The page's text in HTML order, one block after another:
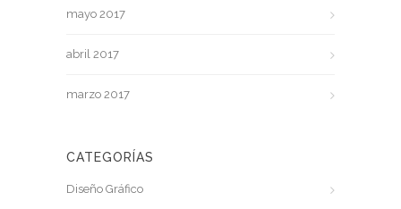
mayo 2017
abril 2017
marzo 2017
CATEGORÍAS
Diseño Gráfico